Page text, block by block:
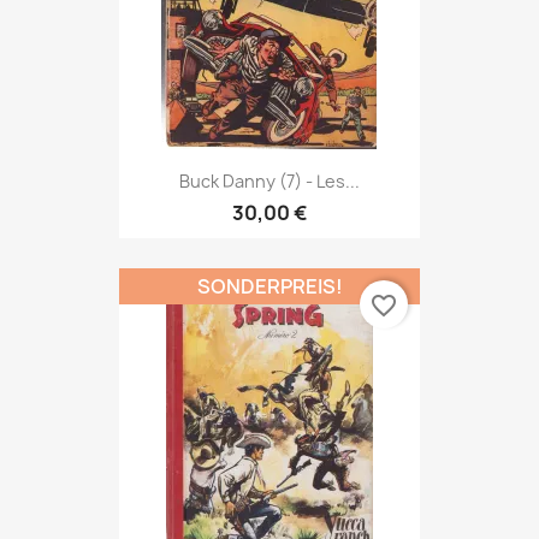
Buck Danny (7) - Les...
30,00 €
SONDERPREIS!
favorite_border